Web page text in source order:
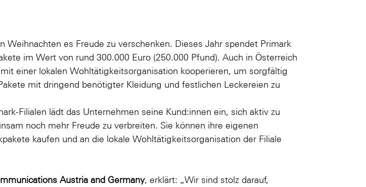
Weihnachten es Freude zu verschenken. Dieses Jahr spendet Primark
im Wert von rund 300.000 Euro (250.000 Pfund). Auch in Österreich
einer lokalen Wohltätigkeitsorganisation kooperieren, um sorgfältig
mit dringend benötigter Kleidung und festlichen Leckereien zu
Filialen lädt das Unternehmen seine Kund:innen ein, sich aktiv zu
noch mehr Freude zu verbreiten. Sie können ihre eigenen
kaufen und an die lokale Wohltätigkeitsorganisation der Filiale
Austria and Germany, erklärt: „Wir sind stolz darauf,